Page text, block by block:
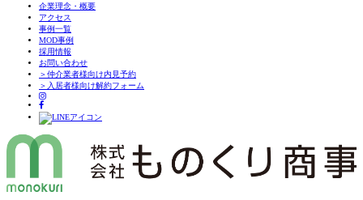
企業理念・概要
アクセス
事例一覧
MOD事例
採用情報
お問い合わせ
＞仲介業者様向け内見予約
＞入居者様向け解約フォーム